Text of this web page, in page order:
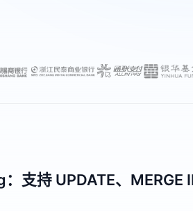
文检索提速 59 倍，点查